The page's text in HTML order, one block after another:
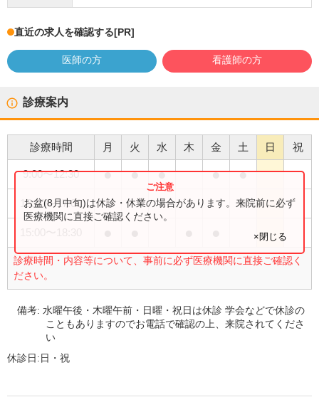
直近の求人を確認する[PR]
医師の方 看護師の方
診療案内
診療時間 月 火 水 木 金 土 日 祝
9:00〜12:30 ● ● ● ● ●
15:00〜17:00 ●
診療時間・内容等について、事前に必ず医療機関に直接ご確認く
ださい。
お盆(8月中旬)は休診・休業の場合があります。来院前に必ず
医療機関に直接ご確認ください。
×閉じる
備考:水曜午後・木曜午前・日曜・祝日は休診 学会などで休診の
こともありますのでお電話で確認の上、来院されてくださ
い
休診日:日・祝